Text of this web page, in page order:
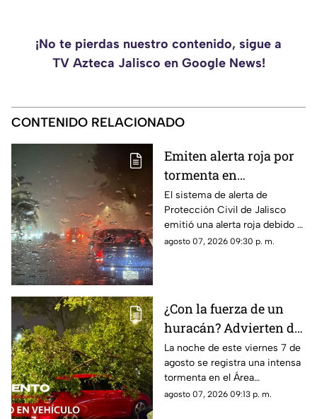
¡No te pierdas nuestro contenido, sigue a
TV Azteca Jalisco en Google News!
CONTENIDO RELACIONADO
Emiten alerta roja por
tormenta en
Guadalajara; advierten
de caída de árboles e
inundaciones
El sistema de alerta de
Protección Civil de Jalisco
emitió una alerta roja debido a
la fuerte tormenta que se
agosto 07, 2026 09:30 p. m.
¿Con la fuerza de un
huracán? Advierten de
FUERTES RACHAS DE
VIENTO superiores a
los 60 km/h durante
lluvia en Guadalajara
La noche de este viernes 7 de
agosto se registra una intensa
tormenta en el Área
Metropolitana de Guadalajara,
agosto 07, 2026 09:13 p. m.